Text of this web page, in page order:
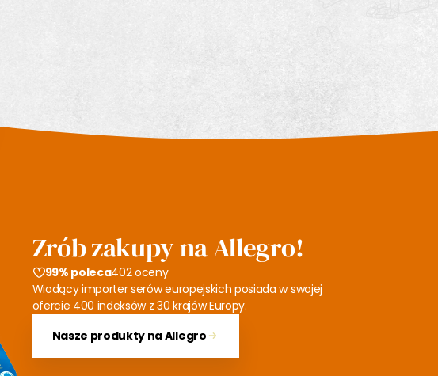
Zrób zakupy na Allegro!
99% poleca402 oceny
Wiodący importer serów europejskich posiada w swojej
ofercie 400 indeksów z 30 krajów Europy.
Nasze produkty na Allegro